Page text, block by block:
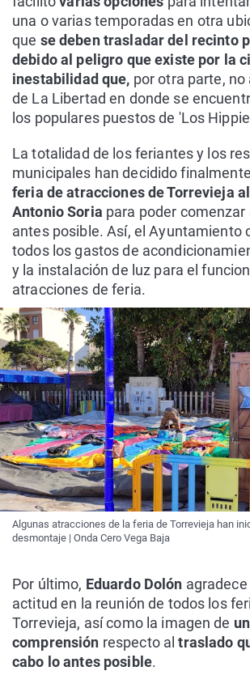
una o varias temporadas en otra
que se deben trasladar del recinto
debido al peligro que existe por la
inestabilidad que, por otra parte, no
de La Libertad en donde se
los populares puestos de 'Los
La totalidad de los feriantes y los
municipales han decidido
feria de atracciones de Torrevieja
Antonio Soria para poder comenzar
antes posible. Así, el Ayuntamiento
todos los gastos de
y la instalación de luz para el
atracciones de feria.
Algunas atracciones de la feria de Torrevieja han
desmontaje | Onda Cero Vega Baja
Por último, Eduardo Dolón
actitud en la reunión de todos los
Torrevieja, así como la imagen de
comprensión respecto altraslado
cabo lo antes posible.